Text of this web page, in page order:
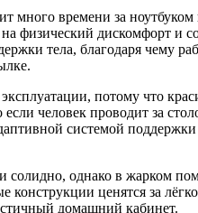
много времени за
физический дискомфорт и
тела, благодаря чему
потому что
человек проводит за
системой
однако в жарком
ценятся за
домашний кабинет.